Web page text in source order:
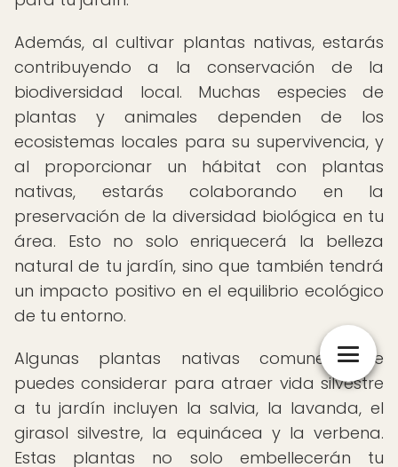
Además, al cultivar plantas nativas, estarás
contribuyendo a la conservación de la
biodiversidad local. Muchas especies de
plantas y animales dependen de los
ecosistemas locales para su supervivencia, y
al proporcionar un hábitat con plantas
nativas, estarás colaborando en la
preservación de la diversidad biológica en tu
área. Esto no solo enriquecerá la belleza
natural de tu jardín, sino que también tendrá
un impacto positivo en el equilibrio ecológico
de tu entorno.
Algunas plantas nativas comunes que
puedes considerar para atraer vida silvestre
a tu jardín incluyen la salvia, la lavanda, el
girasol silvestre, la equinácea y la verbena.
Estas plantas no solo embellecerán tu